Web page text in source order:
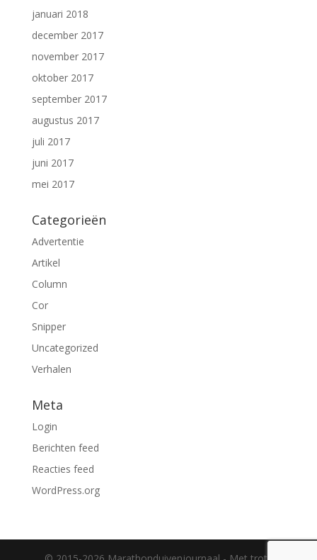
januari 2018
december 2017
november 2017
oktober 2017
september 2017
augustus 2017
juli 2017
juni 2017
mei 2017
Categorieën
Advertentie
Artikel
Column
Cor
Snipper
Uncategorized
Verhalen
Meta
Login
Berichten feed
Reacties feed
WordPress.org